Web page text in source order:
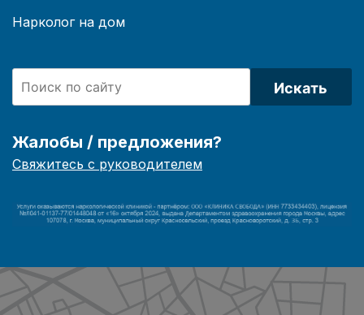
Нарколог на дом
Искать
Жалобы / предложения?
Свяжитесь с руководителем